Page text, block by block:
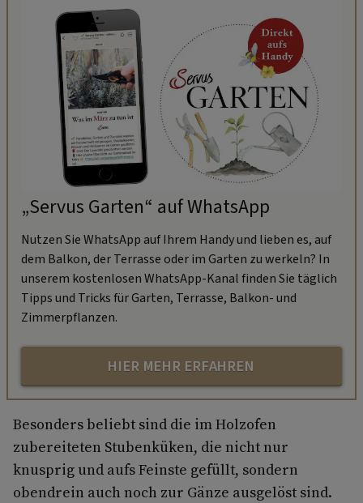
„Servus Garten“ auf WhatsApp
Nutzen Sie WhatsApp auf Ihrem Handy und lieben es, auf
dem Balkon, der Terrasse oder im Garten zu werkeln? In
unserem kostenlosen WhatsApp-Kanal finden Sie täglich
Tipps und Tricks für Garten, Terrasse, Balkon- und
Zimmerpflanzen.
HIER MEHR ERFAHREN
Besonders beliebt sind die im Holzofen
zubereiteten Stubenküken, die nicht nur
knusprig und aufs Feinste gefüllt, sondern
obendrein auch noch zur Gänze ausgelöst sind.